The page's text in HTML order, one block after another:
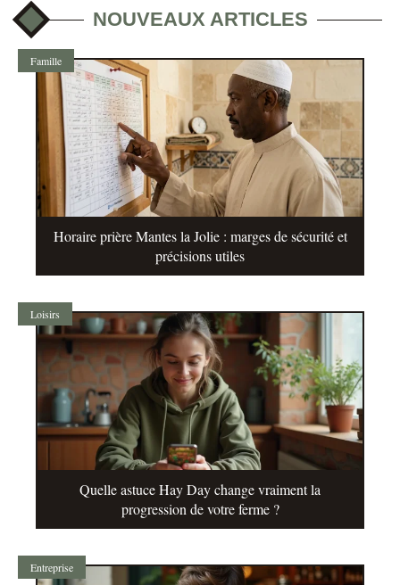
NOUVEAUX ARTICLES
Famille
Horaire prière Mantes la Jolie : marges de sécurité et
précisions utiles
Loisirs
Quelle astuce Hay Day change vraiment la
progression de votre ferme ?
Entreprise